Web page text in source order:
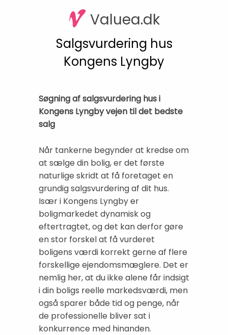
Valuea.dk
Salgsvurdering hus
Kongens Lyngby
Søgning af salgsvurdering hus i
Kongens Lyngby vejen til det bedste
salg
Når tankerne begynder at kredse om
at sælge din bolig, er det første
naturlige skridt at få foretaget en
grundig salgsvurdering af dit hus.
Især i Kongens Lyngby er
boligmarkedet dynamisk og
eftertragtet, og det kan derfor gøre
en stor forskel at få vurderet
boligens værdi korrekt gerne af flere
forskellige ejendomsmæglere. Det er
nemlig her, at du ikke alene får indsigt
i din boligs reelle markedsværdi, men
også sparer både tid og penge, når
de professionelle bliver sat i
konkurrence med hinanden.